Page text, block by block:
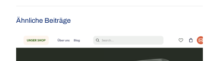
Ähnliche Beiträge